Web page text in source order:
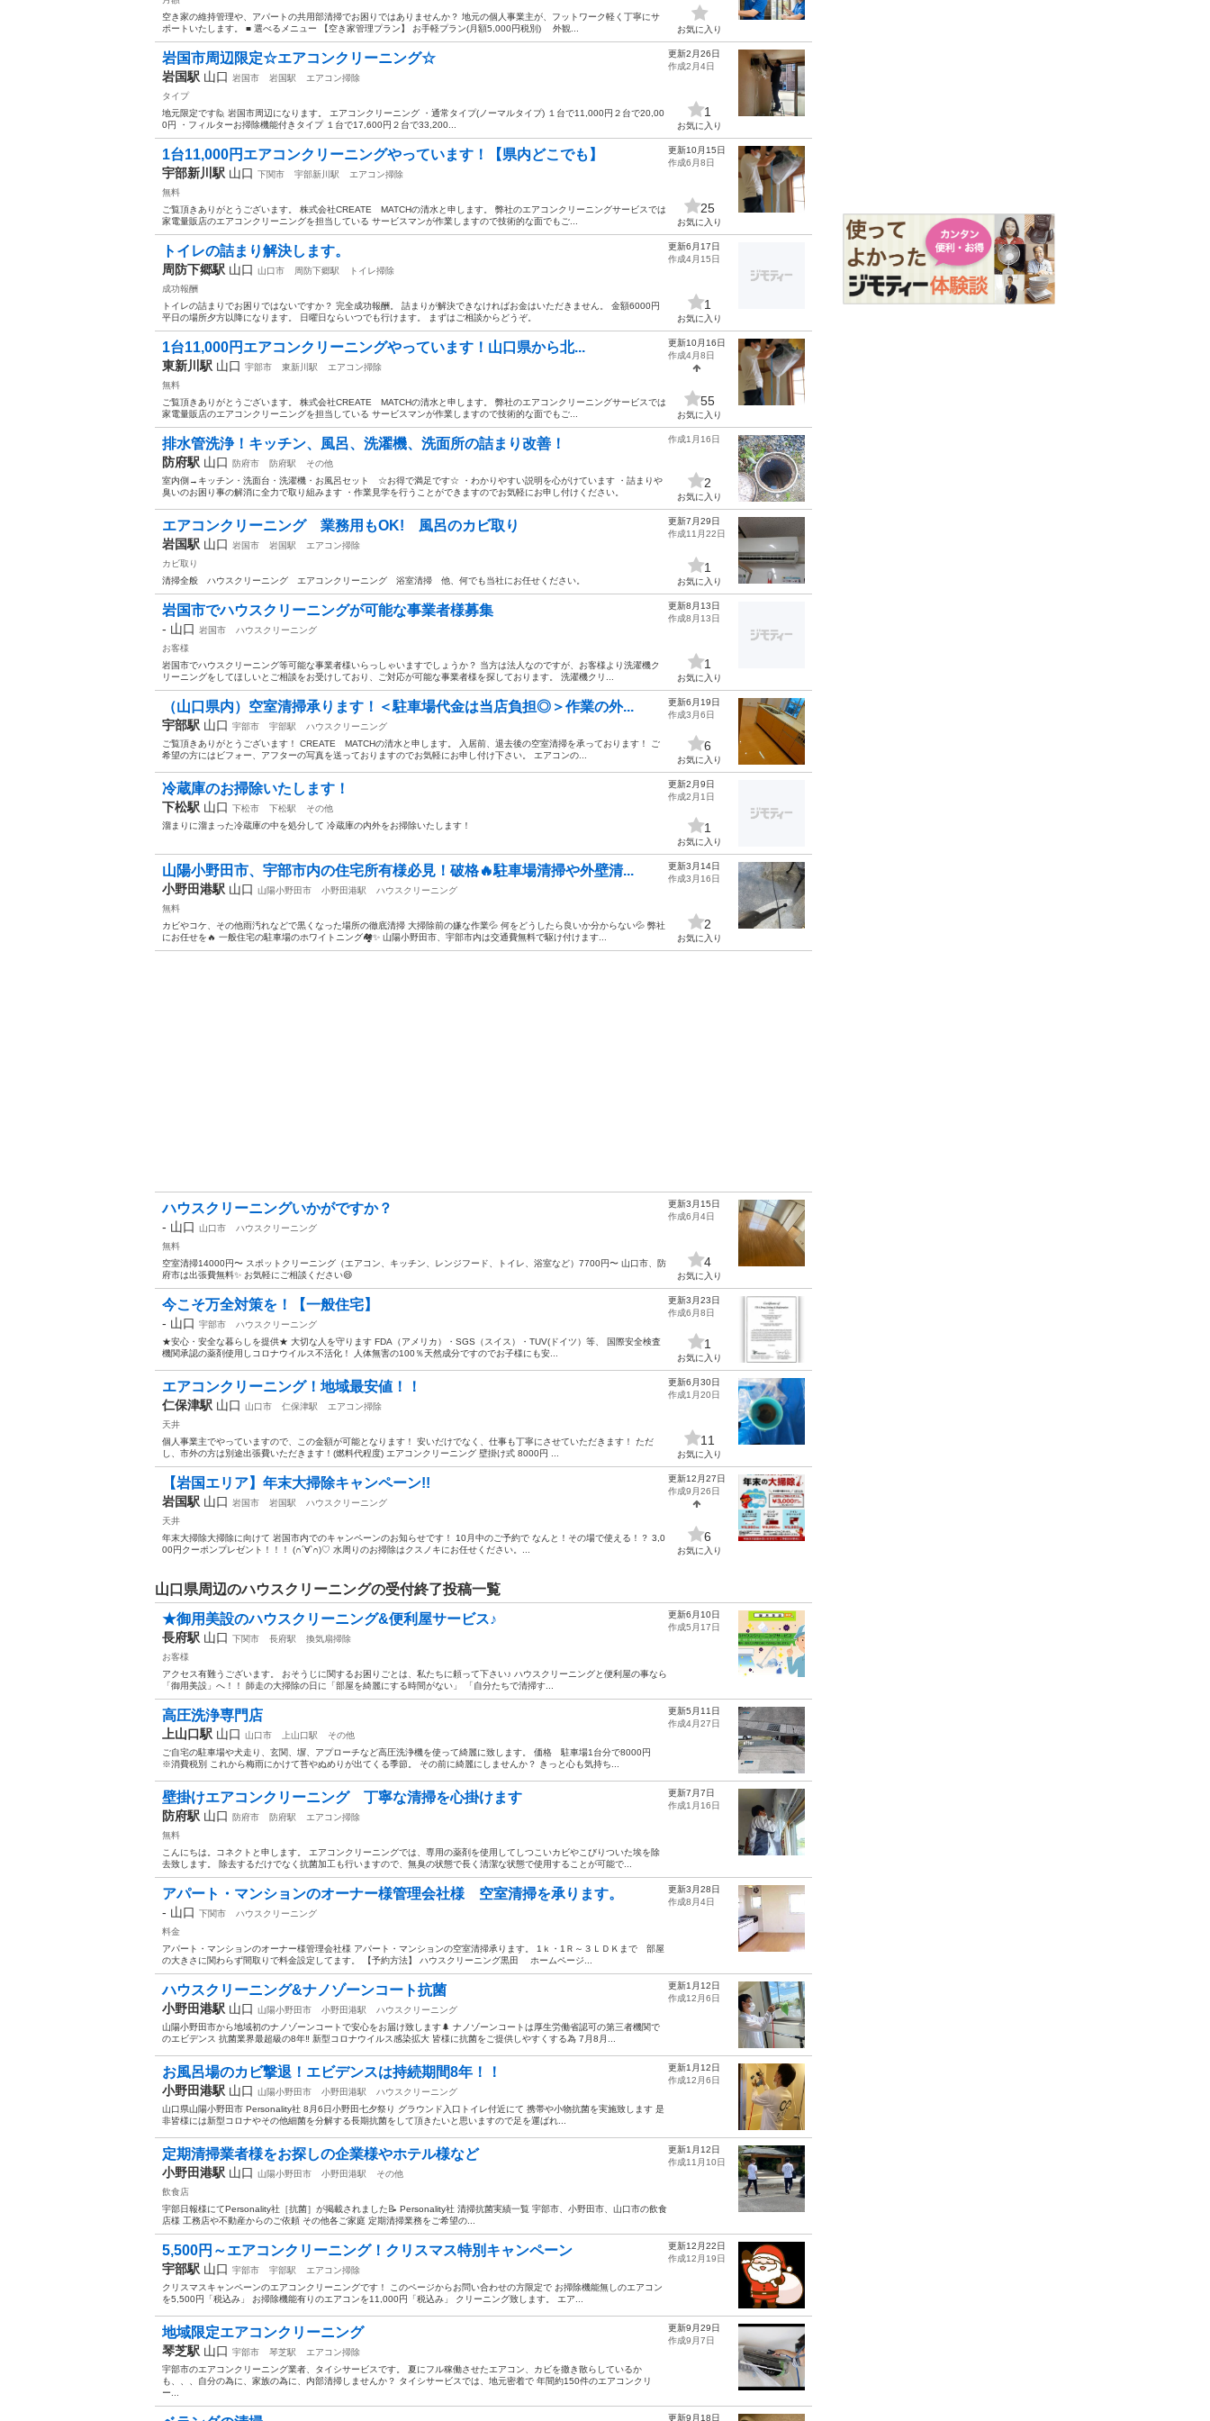
空き家の維持管理や、アパートの共用部清掃でお困りではありませんか？ 地元の個人事業主が、フットワーク軽く丁寧にサ
ポートいたします。 ■ 選べるメニュー 【空き家管理プラン】 お手軽プラン(月額5,000円税別) 外観...
お気に入り
岩国市周辺限定☆エアコンクリーニング☆
岩国駅 山口 岩国市 岩国駅
エアコン掃除
タイプ
地元限定です🙋 岩国市周辺になります。 エアコンクリーニング ・通常タイプ(ノーマルタイプ) １台で11,000円２台で20,00
0円 ・フィルターお掃除機能付きタイプ １台で17,600円２台で33,200...
更新2月26日
作成2月4日
1
お気に入り
1台11,000円エアコンクリーニングやっています！【県内どこでも】
宇部新川駅 山口 下関市 宇部新川駅
エアコン掃除
無料
ご覧頂きありがとうございます。 株式会社CREATE MATCHの清水と申します。 弊社のエアコンクリーニングサービスでは
家電量販店のエアコンクリーニングを担当している サービスマンが作業しますので技術的な面でもご...
更新10月15日
作成6月8日
25
お気に入り
トイレの詰まり解決します。
周防下郷駅 山口 山口市 周防下郷駅
トイレ掃除
成功報酬
トイレの詰まりでお困りではないですか？ 完全成功報酬。 詰まりが解決できなければお金はいただきません。 金額6000円
平日の場所夕方以降になります。 日曜日ならいつでも行けます。 まずはご相談からどうぞ。
更新6月17日
作成4月15日
1
お気に入り
1台11,000円エアコンクリーニングやっています！山口県から北...
東新川駅 山口 宇部市 東新川駅
エアコン掃除
無料
ご覧頂きありがとうございます。 株式会社CREATE MATCHの清水と申します。 弊社のエアコンクリーニングサービスでは
家電量販店のエアコンクリーニングを担当している サービスマンが作業しますので技術的な面でもご...
更新10月16日
作成4月8日
55
お気に入り
排水管洗浄！キッチン、風呂、洗濯機、洗面所の詰まり改善！
防府駅 山口 防府市 防府駅
その他
室内側→キッチン・洗面台・洗濯機・お風呂セット ☆お得で満足です☆ ・わかりやすい説明を心がけています ・詰まりや
臭いのお困り事の解消に全力で取り組みます ・作業見学を行うことができますのでお気軽にお申し付けください。
作成1月16日
2
お気に入り
エアコンクリーニング 業務用もOK! 風呂のカビ取り
岩国駅 山口 岩国市 岩国駅
エアコン掃除
カビ取り
清掃全般 ハウスクリーニング エアコンクリーニング 浴室清掃 他、何でも当社にお任せください。
更新7月29日
作成11月22日
1
お気に入り
岩国市でハウスクリーニングが可能な事業者様募集
- 山口 岩国市
ハウスクリーニング
お客様
岩国市でハウスクリーニング等可能な事業者様いらっしゃいますでしょうか？ 当方は法人なのですが、お客様より洗濯機ク
リーニングをしてほしいとご相談をお受けしており、ご対応が可能な事業者様を探しております。 洗濯機クリ...
更新8月13日
作成8月13日
1
お気に入り
（山口県内）空室清掃承ります！＜駐車場代金は当店負担◎＞作業の外...
宇部駅 山口 宇部市 宇部駅
ハウスクリーニング
ご覧頂きありがとうございます！ CREATE MATCHの清水と申します。 入居前、退去後の空室清掃を承っております！ ご
希望の方にはビフォー、アフターの写真を送っておりますのでお気軽にお申し付け下さい。 エアコンの...
更新6月19日
作成3月6日
6
お気に入り
冷蔵庫のお掃除いたします！
下松駅 山口 下松市 下松駅
その他
溜まりに溜まった冷蔵庫の中を処分して 冷蔵庫の内外をお掃除いたします！
更新2月9日
作成2月1日
1
お気に入り
山陽小野田市、宇部市内の住宅所有様必見！破格🔥駐車場清掃や外壁清...
小野田港駅 山口 山陽小野田市 小野田港駅
ハウスクリーニング
無料
カビやコケ、その他雨汚れなどで黒くなった場所の徹底清掃 大掃除前の嫌な作業💦 何をどうしたら良いか分からない💦 弊社
にお任せを🔥 一般住宅の駐車場のホワイトニング🏘✨ 山陽小野田市、宇部市内は交通費無料で駆け付けます...
更新3月14日
作成3月16日
2
お気に入り
ハウスクリーニングいかがですか？
- 山口 山口市
ハウスクリーニング
無料
空室清掃14000円〜 スポットクリーニング（エアコン、キッチン、レンジフード、トイレ、浴室など）7700円〜 山口市、防
府市は出張費無料✨ お気軽にご相談ください😄
更新3月15日
作成6月4日
4
お気に入り
今こそ万全対策を！【一般住宅】
- 山口 宇部市
ハウスクリーニング
★安心・安全な暮らしを提供★ 大切な人を守ります FDA（アメリカ）・SGS（スイス）・TUV(ドイツ）等、 国際安全検査
機関承認の薬剤使用しコロナウイルス不活化！ 人体無害の100％天然成分ですのでお子様にも安...
更新3月23日
作成6月8日
1
お気に入り
エアコンクリーニング！地域最安値！！
仁保津駅 山口 山口市 仁保津駅
エアコン掃除
天井
個人事業主でやっていますので、この金額が可能となります！ 安いだけでなく、仕事も丁寧にさせていただきます！ ただ
し、市外の方は別途出張費いただきます！(燃料代程度) エアコンクリーニング 壁掛け式 8000円 ...
更新6月30日
作成1月20日
11
お気に入り
【岩国エリア】年末大掃除キャンペーン!!
岩国駅 山口 岩国市 岩国駅
ハウスクリーニング
天井
年末大掃除大掃除に向けて 岩国市内でのキャンペーンのお知らせです！ 10月中のご予約で なんと！その場で使える！？ 3,0
00円クーポンプレゼント！！！ (∩´∀`∩)♡ 水周りのお掃除はクスノキにお任せください。...
更新12月27日
作成9月26日
6
お気に入り
山口県周辺のハウスクリーニングの受付終了投稿一覧
★御用美設のハウスクリーニング&便利屋サービス♪
長府駅 山口 下関市 長府駅
換気扇掃除
お客様
アクセス有難うございます。 おそうじに関するお困りごとは、私たちに頼って下さい♪ ハウスクリーニングと便利屋の事なら
「御用美設」へ！！ 師走の大掃除の日に「部屋を綺麗にする時間がない」 「自分たちで清掃す...
更新6月10日
作成5月17日
高圧洗浄専門店
上山口駅 山口 山口市 上山口駅
その他
ご自宅の駐車場や犬走り、玄関、塀、アプローチなど高圧洗浄機を使って綺麗に致します。 価格 駐車場1台分で8000円
※消費税別 これから梅雨にかけて苔やぬめりが出てくる季節。 その前に綺麗にしませんか？ きっと心も気持ち...
更新5月11日
作成4月27日
壁掛けエアコンクリーニング 丁寧な清掃を心掛けます
防府駅 山口 防府市 防府駅
エアコン掃除
無料
こんにちは。コネクトと申します。 エアコンクリーニングでは、専用の薬剤を使用してしつこいカビやこびりついた埃を除
去致します。 除去するだけでなく抗菌加工も行いますので、無臭の状態で長く清潔な状態で使用することが可能で...
更新7月7日
作成1月16日
アパート・マンションのオーナー様管理会社様 空室清掃を承ります。
- 山口 下関市
ハウスクリーニング
料金
アパート・マンションのオーナー様管理会社様 アパート・マンションの空室清掃承ります。 1ｋ・1Ｒ～３ＬＤＫまで 部屋
の大きさに関わらず間取りで料金設定してます。 【予約方法】 ハウスクリーニング黒田 ホームページ...
更新3月28日
作成8月4日
ハウスクリーニング&ナノゾーンコート抗菌
小野田港駅 山口 山陽小野田市 小野田港駅
ハウスクリーニング
山陽小野田市から地域初のナノゾーンコートで安心をお届け致します🌲 ナノゾーンコートは厚生労働省認可の第三者機関で
のエビデンス 抗菌業界最超級の8年‼︎ 新型コロナウイルス感染拡大 皆様に抗菌をご提供しやすくする為 7月8月...
更新1月12日
作成12月6日
お風呂場のカビ撃退！エビデンスは持続期間8年！！
小野田港駅 山口 山陽小野田市 小野田港駅
ハウスクリーニング
山口県山陽小野田市 Personality社 8月6日小野田七夕祭り グラウンド入口トイレ付近にて 携帯や小物抗菌を実施致します 是
非皆様には新型コロナやその他細菌を分解する長期抗菌をして頂きたいと思いますので足を運ばれ...
更新1月12日
作成12月6日
定期清掃業者様をお探しの企業様やホテル様など
小野田港駅 山口 山陽小野田市 小野田港駅
その他
飲食店
宇部日報様にてPersonality社［抗菌］が掲載されました📝 Personality社 清掃抗菌実績一覧 宇部市、小野田市、山口市の飲食
店様 工務店や不動産からのご依頼 その他各ご家庭 定期清掃業務をご希望の...
更新1月12日
作成11月10日
5,500円～エアコンクリーニング！クリスマス特別キャンペーン
宇部駅 山口 宇部市 宇部駅
エアコン掃除
クリスマスキャンペーンのエアコンクリーニングです！ このページからお問い合わせの方限定で お掃除機能無しのエアコン
を5,500円「税込み」 お掃除機能有りのエアコンを11,000円「税込み」 クリーニング致します。 エア...
更新12月22日
作成12月19日
地域限定エアコンクリーニング
琴芝駅 山口 宇部市 琴芝駅
エアコン掃除
宇部市のエアコンクリーニング業者、タイシサービスです。 夏にフル稼働させたエアコン、カビを撒き散らしているか
も、、、自分の為に、家族の為に、内部清掃しませんか？ タイシサービスでは、地元密着で 年間約150件のエアコンクリ
ー...
更新9月29日
作成9月7日
更新9月18日